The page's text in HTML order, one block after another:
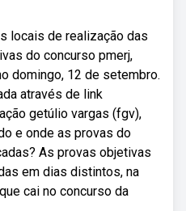
locais de realização das
do concurso pmerj,
domingo, 12 de setembro.
através de link
getúlio vargas (fgv),
e onde as provas do
As provas objetivas
em dias distintos, na
cai no concurso da